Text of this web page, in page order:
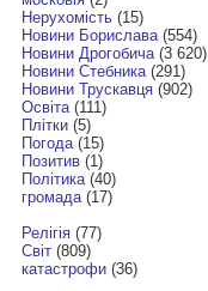
Нерухомість(15)
Новини Борислава(554)
Новини Дрогобича(3 620)
Новини Стебника(291)
Новини Трускавця(902)
Освіта(111)
Плітки(5)
Погода(15)
Позитив(1)
Політика(40)
громада(17)
Релігія(77)
Світ(809)
катастрофи(36)